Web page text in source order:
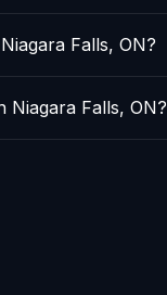
Falls, ON?
Niagara Falls, ON?